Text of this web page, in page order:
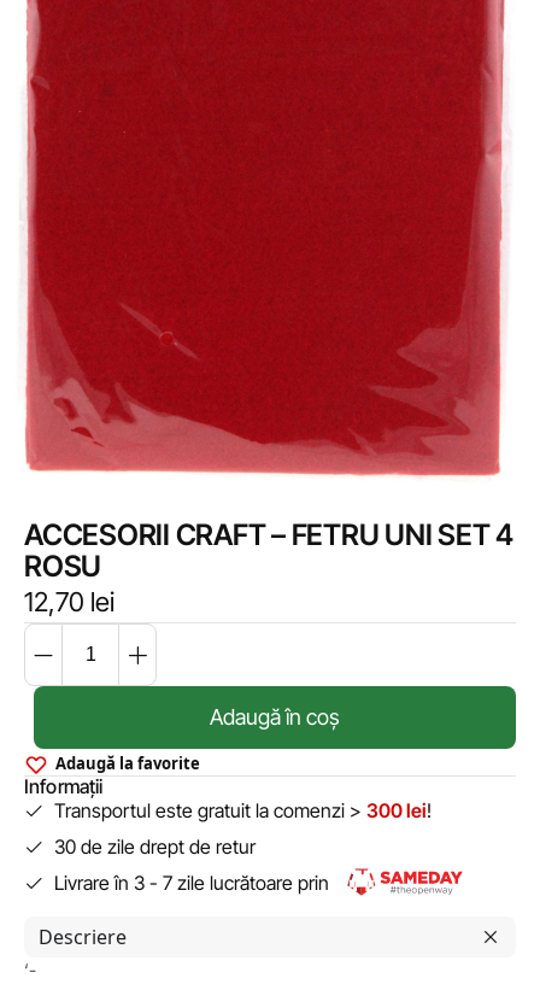
ACCESORII CRAFT – FETRU UNI SET 4
ROSU
12,70 lei
Adaugă în coș
Adaugă la favorite
Informații
Transportul este gratuit la comenzi > 300 lei!
30 de zile drept de retur
Livrare în 3 - 7 zile lucrătoare prin
Descriere
‘-